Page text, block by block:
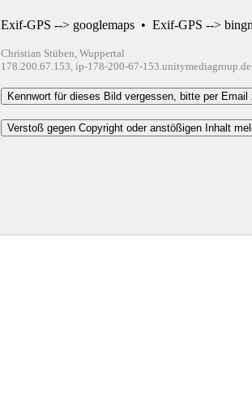
Exif-GPS --> googlemaps • Exif-GPS -->
Christian Stüben, Wuppertal
178.200.67.153, ip-178-200-67-